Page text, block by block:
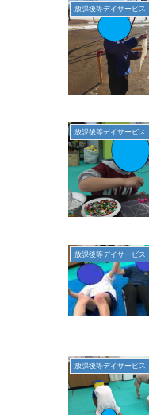
放課後等デイサービス
放課後等デイサービス
放課後等デイサービス
放課後等デイサービス